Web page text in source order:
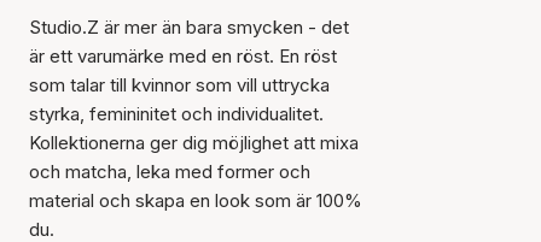
Studio.Z är mer än bara smycken - det
är ett varumärke med en röst. En röst
som talar till kvinnor som vill uttrycka
styrka, femininitet och individualitet.
Kollektionerna ger dig möjlighet att mixa
och matcha, leka med former och
material och skapa en look som är 100%
du.